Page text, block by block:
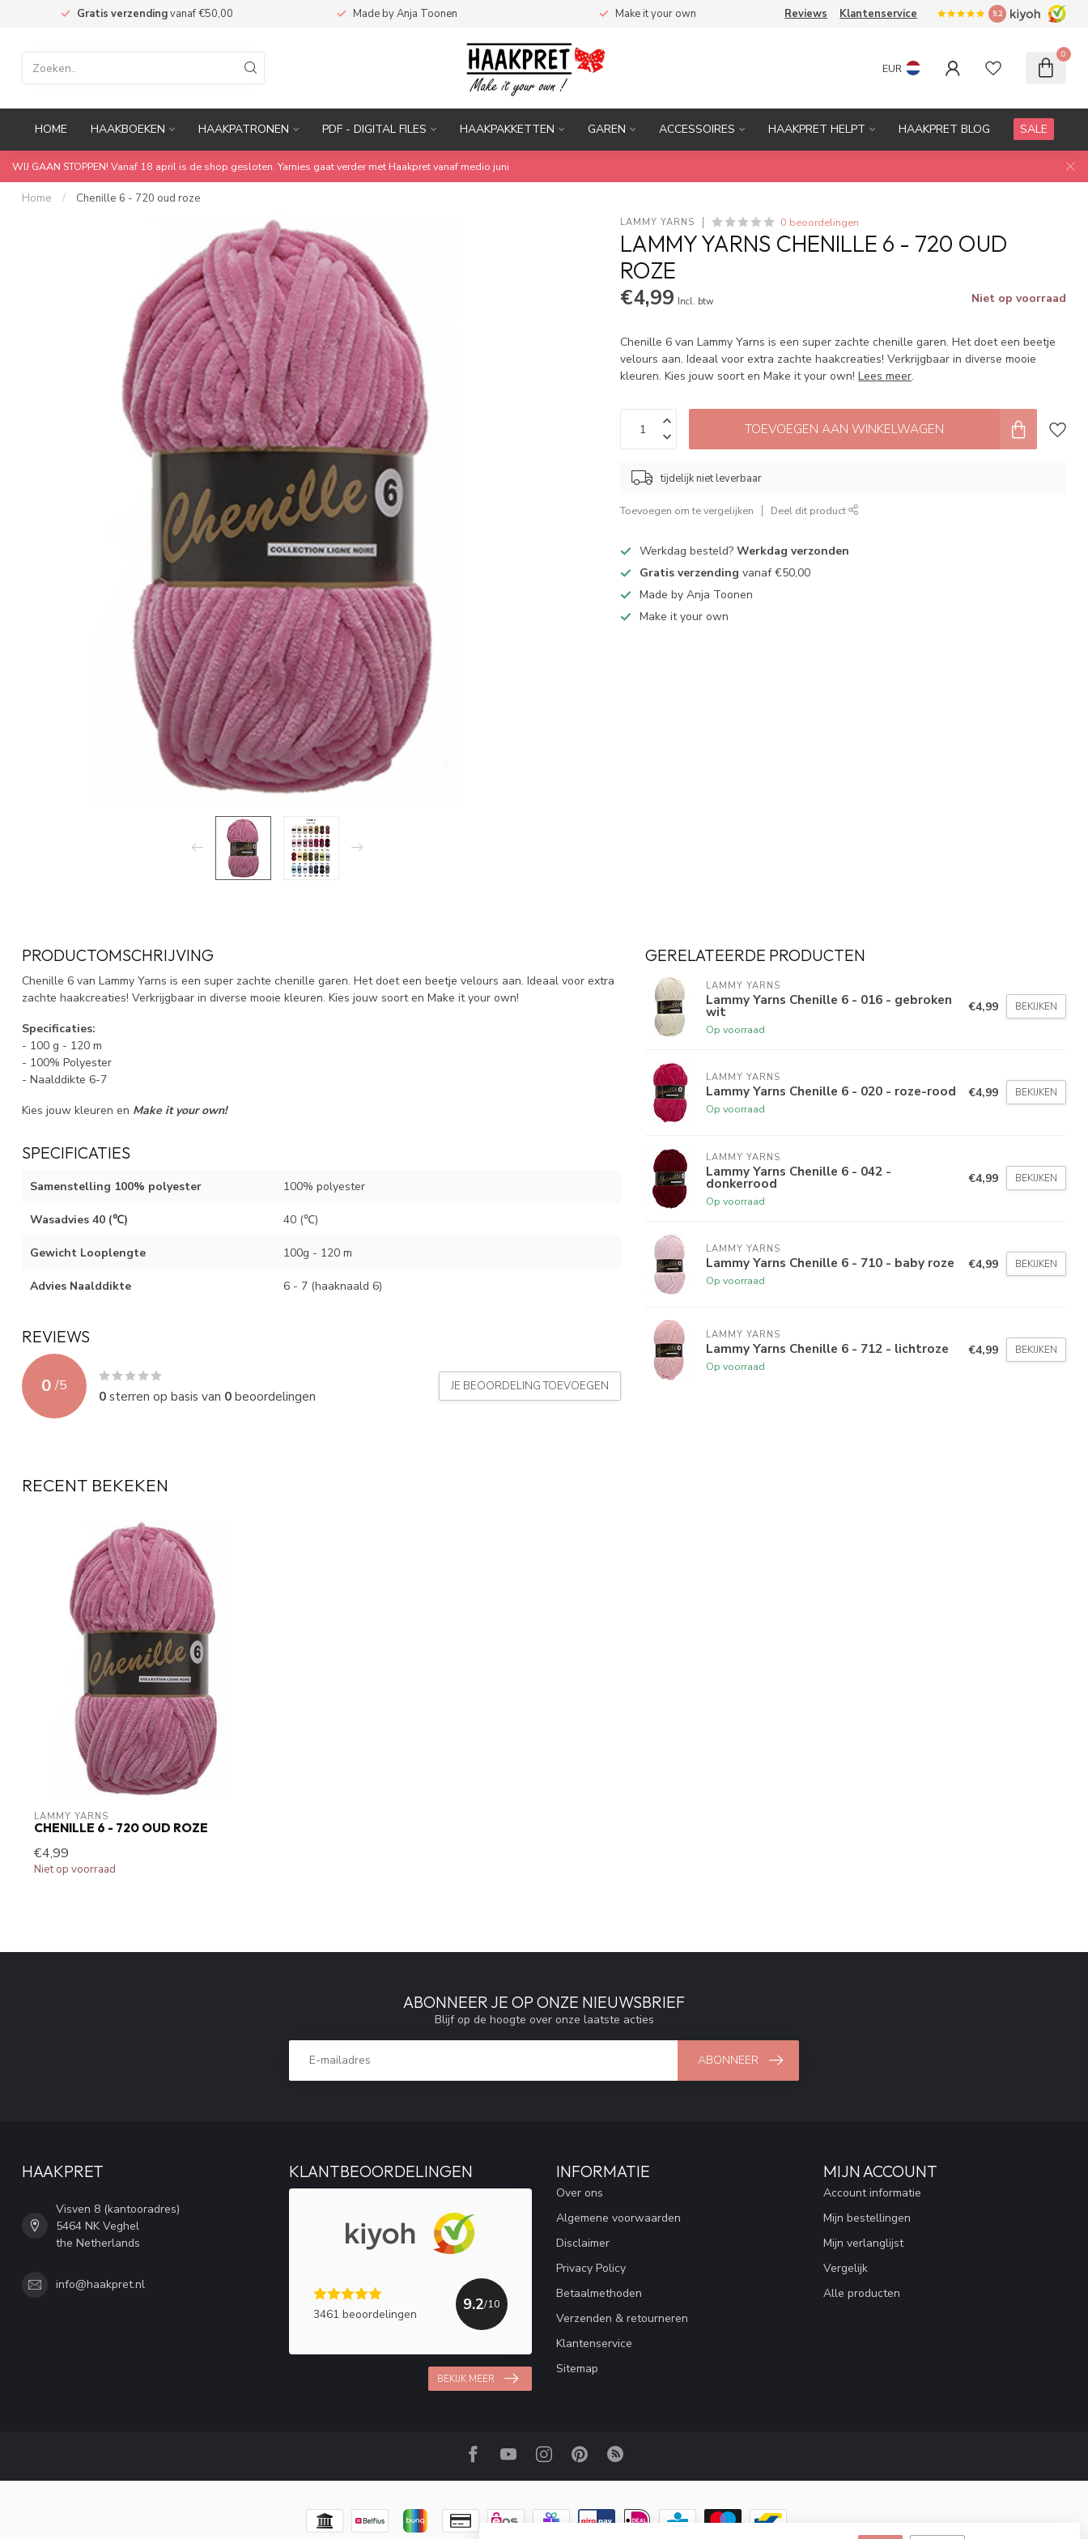
Gratis verzendingvanaf €50,00 Made by Anja Toonen Make it your own Reviews Klantenservice 9.2
EUR
0
HOME HAAKBOEKEN HAAKPATRONEN PDF - DIGITAL FILES HAAKPAKKETTEN GAREN ACCESSOIRES HAAKPRET HELPT HAAKPRET BLOG SALE
WIJ GAAN STOPPEN! Vanaf 18 april is de shop gesloten. Yarnies gaat verder met Haakpret vanaf medio juni
Home / Chenille 6 - 720 oud roze
LAMMY YARNS 0 beoordelingen
LAMMY YARNS CHENILLE 6 - 720 OUD
ROZE
€4,99 Incl. btw Niet op voorraad
Chenille 6 van Lammy Yarns is een super zachte chenille garen. Het doet een beetje
velours aan. Ideaal voor extra zachte haakcreaties! Verkrijgbaar in diverse mooie
kleuren. Kies jouw soort en Make it your own!Lees meer.
TOEVOEGEN AAN WINKELWAGEN
tijdelijk niet leverbaar
Toevoegen om te vergelijken Deel dit product
Werkdag besteld?Werkdag verzonden
Gratis verzending vanaf €50,00
Made by Anja Toonen
Make it your own
PRODUCTOMSCHRIJVING
Chenille 6 van Lammy Yarns is een super zachte chenille garen. Het doet een beetje velours aan. Ideaal voor extra
zachte haakcreaties! Verkrijgbaar in diverse mooie kleuren. Kies jouw soort en Make it your own!
Specificaties:
- 100 g - 120 m
- 100% Polyester
- Naalddikte 6-7
Kies jouw kleuren en Make it your own!
SPECIFICATIES
Samenstelling 100% polyester 100% polyester
Wasadvies 40 (℃) 40 (℃)
Gewicht Looplengte 100g - 120 m
Advies Naalddikte 6 - 7 (haaknaald 6)
REVIEWS
0 /5
0sterren op basis van 0beoordelingen
JE BEOORDELING TOEVOEGEN
GERELATEERDE PRODUCTEN
LAMMY YARNS
Lammy Yarns Chenille 6 - 016 - gebroken
wit
Op voorraad
€4,99 BEKIJKEN
LAMMY YARNS
Lammy Yarns Chenille 6 - 020 - roze-rood
Op voorraad
€4,99 BEKIJKEN
LAMMY YARNS
Lammy Yarns Chenille 6 - 042 -
donkerrood
Op voorraad
€4,99 BEKIJKEN
LAMMY YARNS
Lammy Yarns Chenille 6 - 710 - baby roze
Op voorraad
€4,99 BEKIJKEN
LAMMY YARNS
Lammy Yarns Chenille 6 - 712 - lichtroze
Op voorraad
€4,99 BEKIJKEN
RECENT BEKEKEN
LAMMY YARNS
CHENILLE 6 - 720 OUD ROZE
€4,99
Niet op voorraad
ABONNEER JE OP ONZE NIEUWSBRIEF
Blijf op de hoogte over onze laatste acties
ABONNEER
HAAKPRET
Visven 8 (kantooradres)
5464 NK Veghel
the Netherlands
info@haakpret.nl
KLANTBEOORDELINGEN
3461 beoordelingen
9.2/10
BEKIJK MEER
INFORMATIE
Over ons
Algemene voorwaarden
Disclaimer
Privacy Policy
Betaalmethoden
Verzenden & retourneren
Klantenservice
Sitemap
MIJN ACCOUNT
Account informatie
Mijn bestellingen
Mijn verlanglijst
Vergelijk
Alle producten